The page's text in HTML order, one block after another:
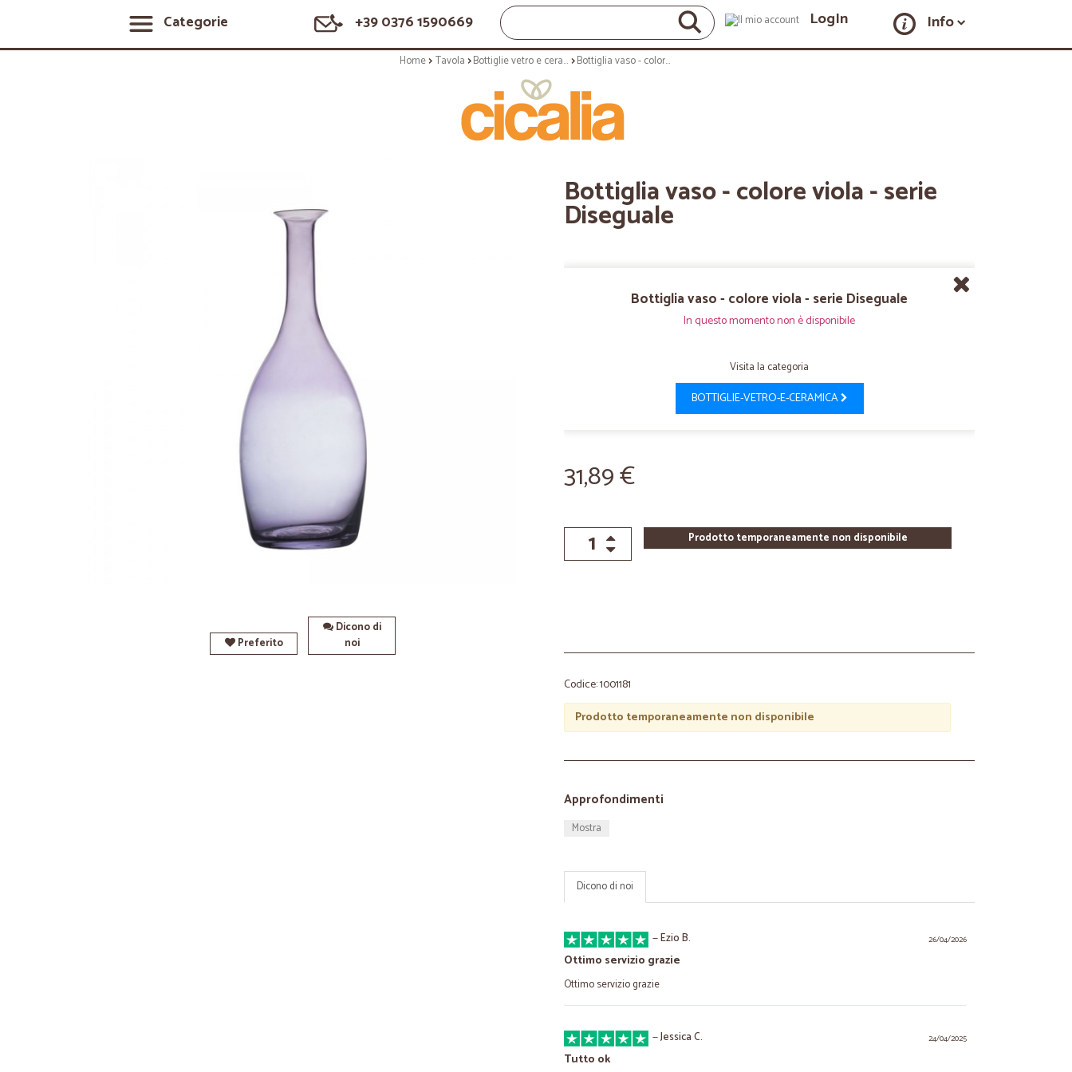
Categorie +39 0376 1590669 LogIn Info
Home Tavola Bottiglie vetro e ceramica Bottiglia vaso - colore viola - serie Diseguale
Preferito
Dicono di
noi
Bottiglia vaso - colore viola - serie
Diseguale
Bottiglia vaso - colore viola - serie Diseguale
In questo momento non è disponibile
Visita la categoria
BOTTIGLIE-VETRO-E-CERAMICA
31,89 €
Prodotto temporaneamente non disponibile
Codice: 1001181
Prodotto temporaneamente non disponibile
Approfondimenti
Mostra
Dicono di noi
26/04/2026
—Ezio B.
Ottimo servizio grazie
Ottimo servizio grazie
24/04/2025
—Jessica C.
Tutto ok